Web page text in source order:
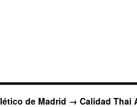
de Madrid → Calidad Thai